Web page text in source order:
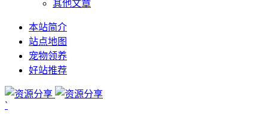
其他文章
本站简介
站点地图
宠物领养
好站推荐
`